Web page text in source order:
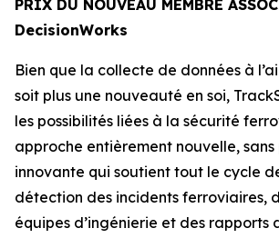
PRIX DU NOUVEAU MEMBRE
DecisionWorks
Bien que la collecte de données à
soit plus une nouveauté en soi,
les possibilités liées à la sécurité
approche entièrement nouvelle,
innovante qui soutient tout le cycle
détection des incidents ferroviaires,
équipes d’ingénierie et des rapports